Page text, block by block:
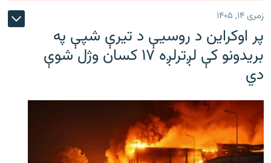
زمری ۱۴, ۱۴۰۵
پر اوکراین د روسیې د تیرې شپې په
بریدونو کې لږترلږه ۱۷ کسان وژل شوې
دي